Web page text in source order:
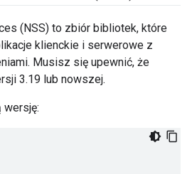
(NSS) to zbiór bibliotek, które
klienckie i serwerowe z
Musisz się upewnić, że
3.19 lub nowszej.